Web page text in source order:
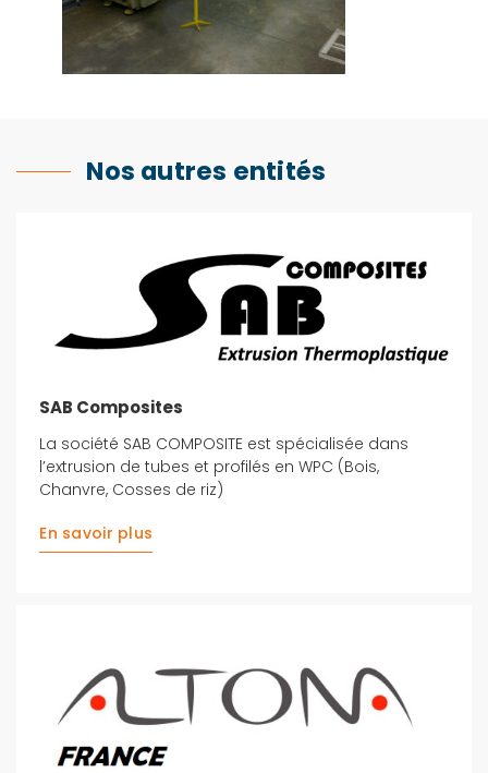
Nos autres entités
SAB Composites
La société SAB COMPOSITE est spécialisée dans
l’extrusion de tubes et profilés en WPC (Bois,
Chanvre, Cosses de riz)
En savoir plus